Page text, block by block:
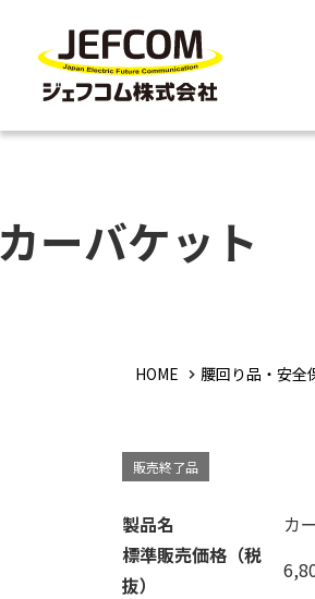
ーバケット
HOME 腰回り品・安全
販売終了品
製品名
カ
標準販売価格（税
抜）